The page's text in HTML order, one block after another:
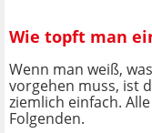
Wie topft man
Wenn man weiß,
vorgehen muss, ist
ziemlich einfach.
Folgenden.